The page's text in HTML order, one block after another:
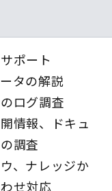
ポート
タの解説
ログ調査
情報、ドキュ
調査
、ナレッジか
せ対応